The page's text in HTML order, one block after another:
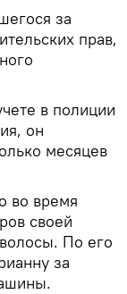
за
прав,
в полиции
он
месяцев
во время
своей
По его
за